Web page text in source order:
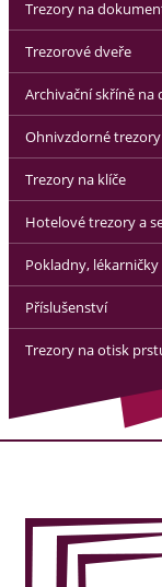
Trezory na
Trezorové dveře
Archivační skříně
Ohnivzdorné trezory
Trezory na klíče
Hotelové trezory a
Pokladny, lékarničky
Příslušenství
Trezory na otisk